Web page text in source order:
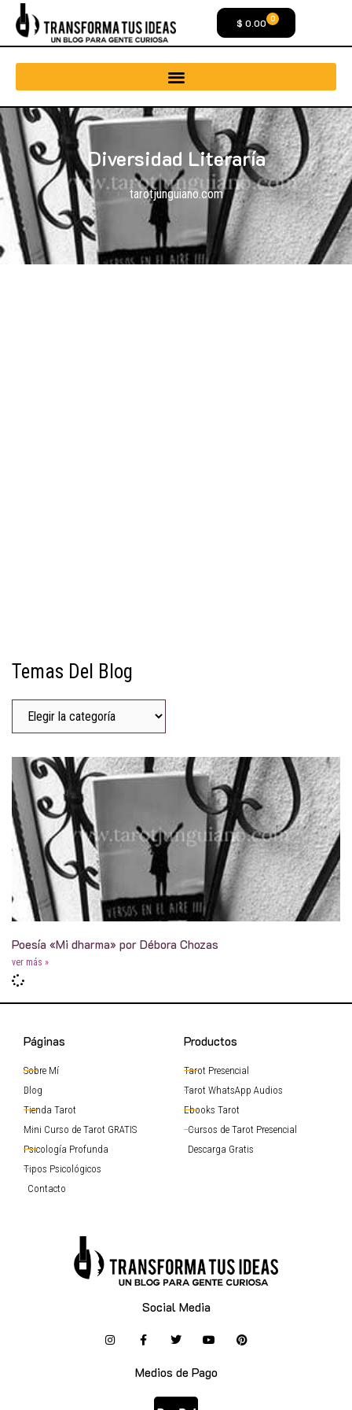
$ 0.00 0
Diversidad Literaría
tarotjunguiano.com
Temas Del Blog
Poesía «Mi dharma» por Débora Chozas
ver más »
Páginas
Sobre Mí
Blog
Tienda Tarot
Mini Curso de Tarot GRATIS
Psicología Profunda
Tipos Psicológicos
Contacto
Productos
Tarot Presencial
Tarot WhatsApp Audios
Ebooks Tarot
Cursos de Tarot Presencial
Descarga Gratis
Social Media
Medios de Pago